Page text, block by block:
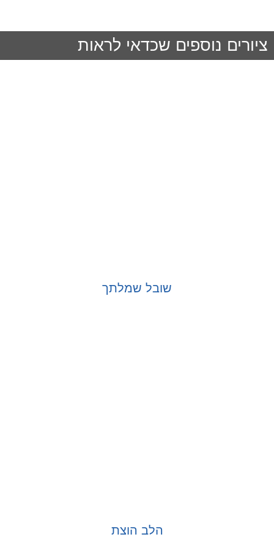
ציורים נוספים שכדאי לראות
שובל שמלתך
הלב הוצת